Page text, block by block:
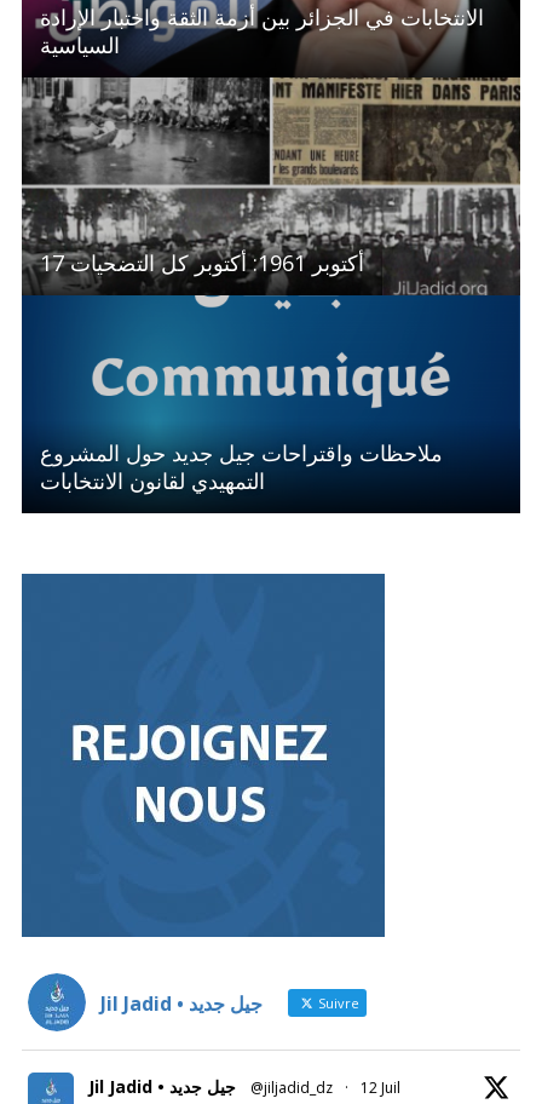
الانتخابات في الجزائر بين أزمة الثقة واختبار الإرادة
السياسية
17 أكتوبر 1961: أكتوبر كل التضحيات
ملاحظات واقتراحات جيل جديد حول المشروع
التمهيدي لقانون الانتخابات
Jil Jadid • جيل جديد Suivre
Jil Jadid • جيل جديد @jiljadid_dz · 12 Juil